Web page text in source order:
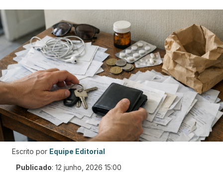
Escrito por Equipe Editorial
Publicado: 12 junho, 2026 15:00